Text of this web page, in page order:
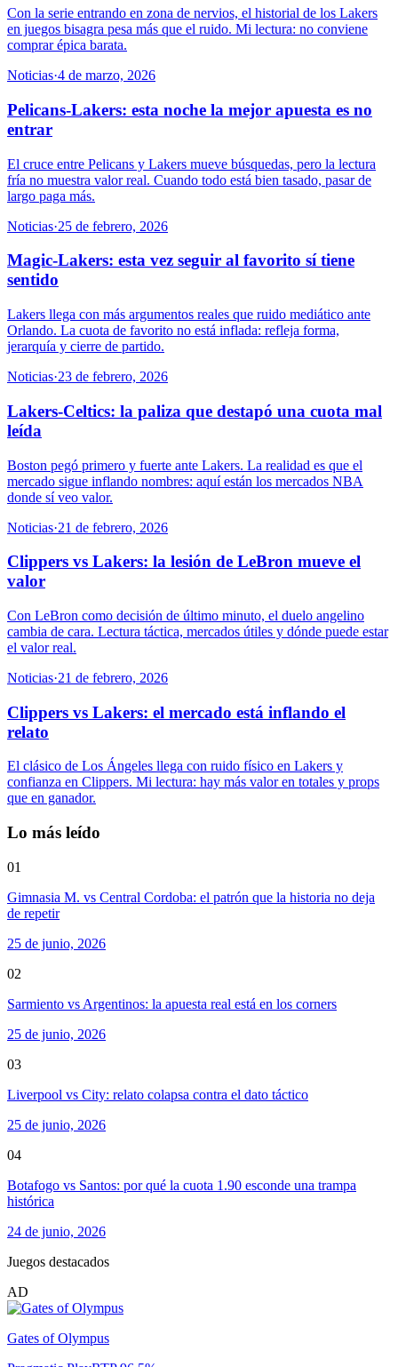
Con la serie entrando en zona de nervios, el historial de los Lakers
en juegos bisagra pesa más que el ruido. Mi lectura: no conviene
comprar épica barata.
Noticias·4 de marzo, 2026
Pelicans-Lakers: esta noche la mejor apuesta es no
entrar
El cruce entre Pelicans y Lakers mueve búsquedas, pero la lectura
fría no muestra valor real. Cuando todo está bien tasado, pasar de
largo paga más.
Noticias·25 de febrero, 2026
Magic-Lakers: esta vez seguir al favorito sí tiene
sentido
Lakers llega con más argumentos reales que ruido mediático ante
Orlando. La cuota de favorito no está inflada: refleja forma,
jerarquía y cierre de partido.
Noticias·23 de febrero, 2026
Lakers-Celtics: la paliza que destapó una cuota mal
leída
Boston pegó primero y fuerte ante Lakers. La realidad es que el
mercado sigue inflando nombres: aquí están los mercados NBA
donde sí veo valor.
Noticias·21 de febrero, 2026
Clippers vs Lakers: la lesión de LeBron mueve el
valor
Con LeBron como decisión de último minuto, el duelo angelino
cambia de cara. Lectura táctica, mercados útiles y dónde puede estar
el valor real.
Noticias·21 de febrero, 2026
Clippers vs Lakers: el mercado está inflando el
relato
El clásico de Los Ángeles llega con ruido físico en Lakers y
confianza en Clippers. Mi lectura: hay más valor en totales y props
que en ganador.
Lo más leído
01
Gimnasia M. vs Central Cordoba: el patrón que la historia no deja
de repetir
25 de junio, 2026
02
Sarmiento vs Argentinos: la apuesta real está en los corners
25 de junio, 2026
03
Liverpool vs City: relato colapsa contra el dato táctico
25 de junio, 2026
04
Botafogo vs Santos: por qué la cuota 1.90 esconde una trampa
histórica
24 de junio, 2026
Juegos destacados
AD
Gates of Olympus